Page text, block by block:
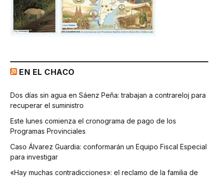
EN EL CHACO
Dos días sin agua en Sáenz Peña: trabajan a contrareloj para
recuperar el suministro
Este lunes comienza el cronograma de pago de los
Programas Provinciales
Caso Álvarez Guardia: conformarán un Equipo Fiscal Especial
para investigar
«Hay muchas contradicciones»: el reclamo de la familia de